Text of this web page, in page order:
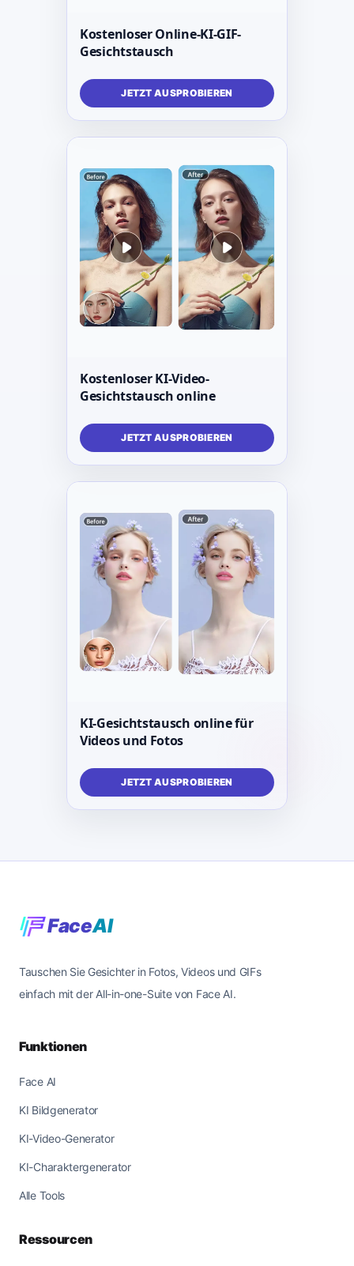
Kostenloser Online-KI-GIF-
Gesichtstausch
JETZT AUSPROBIEREN
Kostenloser KI-Video-
Gesichtstausch online
JETZT AUSPROBIEREN
KI-Gesichtstausch online für
Videos und Fotos
JETZT AUSPROBIEREN
FaceAI
Tauschen Sie Gesichter in Fotos, Videos und GIFs
einfach mit der All-in-one-Suite von Face AI.
Funktionen
Face AI
KI Bildgenerator
KI-Video-Generator
KI-Charaktergenerator
Alle Tools
Ressourcen